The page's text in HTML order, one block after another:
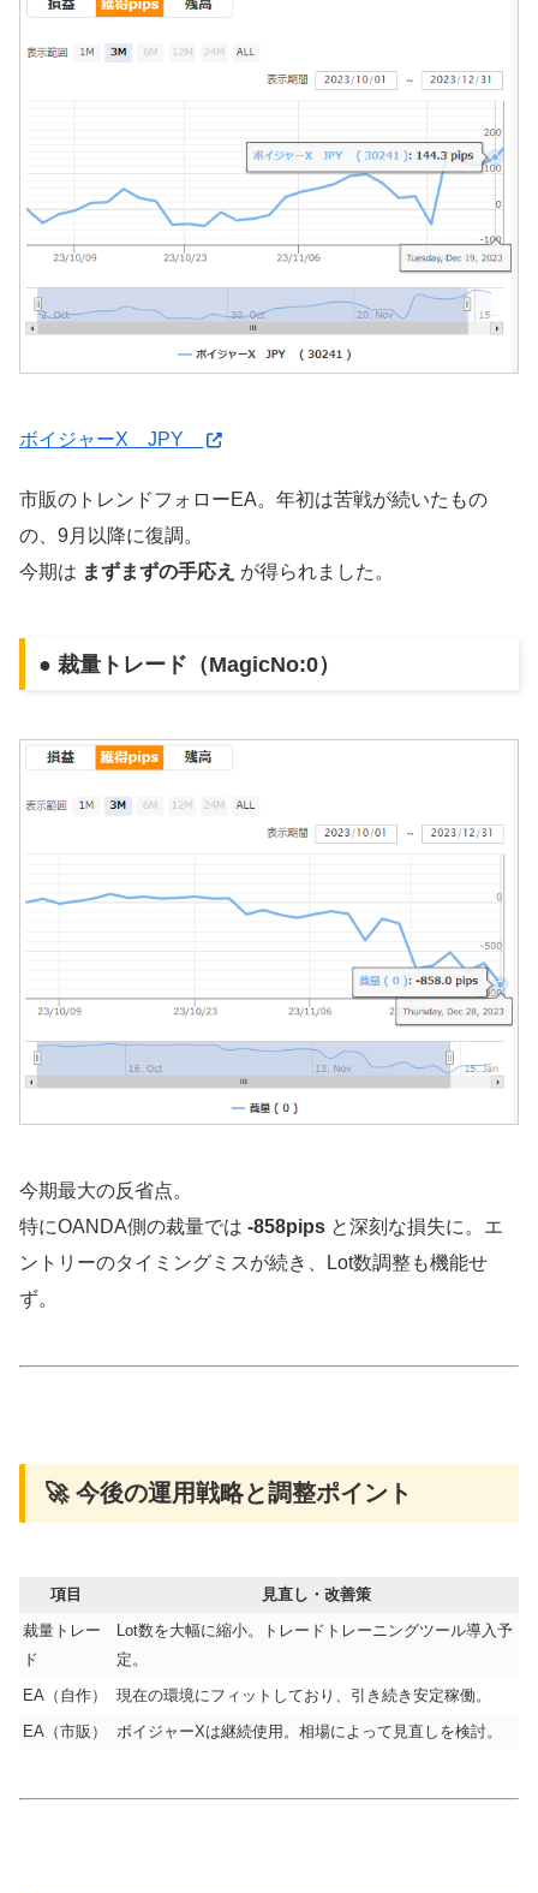
ボイジャーX JPY
市販のトレンドフォローEA。年初は苦戦が続いたもの
の、9月以降に復調。
今期は まずまずの手応え が得られました。
● 裁量トレード（MagicNo:0）
今期最大の反省点。
特にOANDA側の裁量では -858pips と深刻な損失に。エ
ントリーのタイミングミスが続き、Lot数調整も機能せ
ず。
🚀 今後の運用戦略と調整ポイント
項目
見直し・改善策
裁量トレー
ド
Lot数を大幅に縮小。トレードトレーニングツール導入予
定。
EA（自作）
現在の環境にフィットしており、引き続き安定稼働。
EA（市販）
ボイジャーXは継続使用。相場によって見直しを検討。